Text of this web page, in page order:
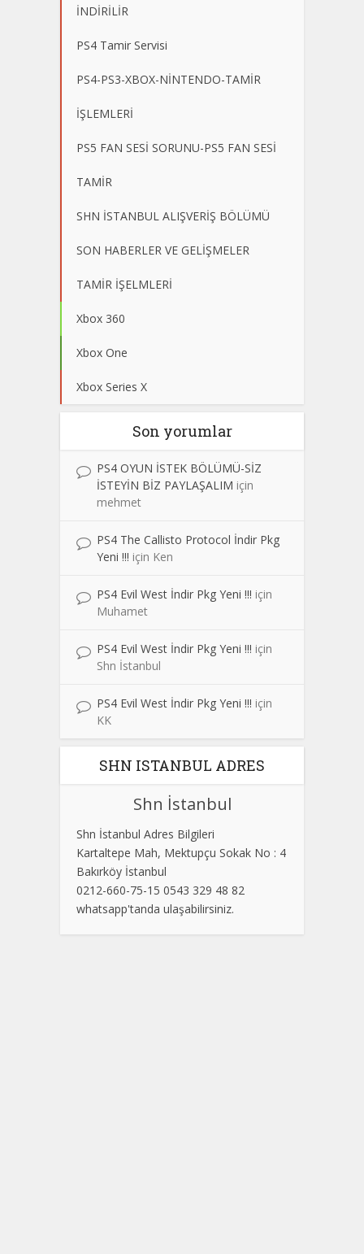
İNDİRİLİR
PS4 Tamir Servisi
PS4-PS3-XBOX-NİNTENDO-TAMİR
İŞLEMLERİ
PS5 FAN SESİ SORUNU-PS5 FAN SESİ
TAMİR
SHN İSTANBUL ALIŞVERİŞ BÖLÜMÜ
SON HABERLER VE GELİŞMELER
TAMİR İŞELMLERİ
Xbox 360
Xbox One
Xbox Series X
Son yorumlar
PS4 OYUN İSTEK BÖLÜMÜ-SİZ
İSTEYİN BİZ PAYLAŞALIM için
mehmet
PS4 The Callisto Protocol İndir Pkg
Yeni !!! için Ken
PS4 Evil West İndir Pkg Yeni !!! için
Muhamet
PS4 Evil West İndir Pkg Yeni !!! için
Shn İstanbul
PS4 Evil West İndir Pkg Yeni !!! için
KK
SHN ISTANBUL ADRES
Shn İstanbul
Shn İstanbul Adres Bilgileri
Kartaltepe Mah, Mektupçu Sokak No : 4
Bakırköy İstanbul
0212-660-75-15 0543 329 48 82
whatsapp'tanda ulaşabilirsiniz.